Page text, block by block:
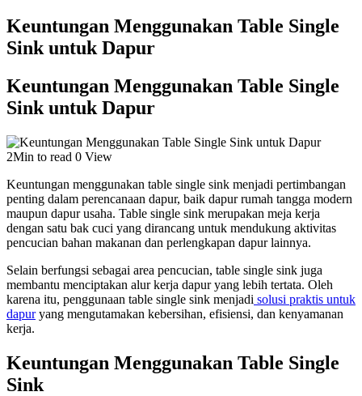
Keuntungan Menggunakan Table Single
Sink untuk Dapur
Keuntungan Menggunakan Table Single
Sink untuk Dapur
2Min to read 0 View
Keuntungan menggunakan table single sink menjadi pertimbangan
penting dalam perencanaan dapur, baik dapur rumah tangga modern
maupun dapur usaha. Table single sink merupakan meja kerja
dengan satu bak cuci yang dirancang untuk mendukung aktivitas
pencucian bahan makanan dan perlengkapan dapur lainnya.
Selain berfungsi sebagai area pencucian, table single sink juga
membantu menciptakan alur kerja dapur yang lebih tertata. Oleh
karena itu, penggunaan table single sink menjadi solusi praktis untuk
dapuryang mengutamakan kebersihan, efisiensi, dan kenyamanan
kerja.
Keuntungan Menggunakan Table Single
Sink